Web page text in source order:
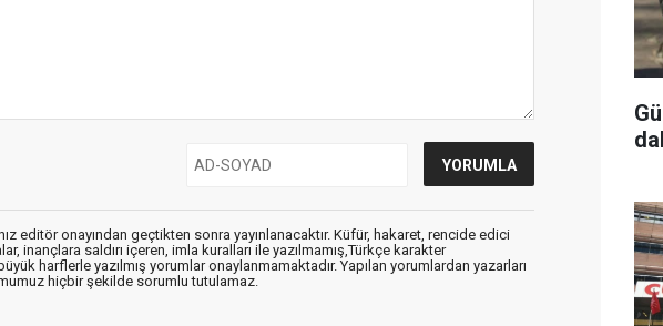
editör onayından geçtikten sonra yayınlanacaktır. Küfür, hakaret, rencide edici
inançlara saldırı içeren, imla kuralları ile yazılmamış,Türkçe karakter
harflerle yazılmış yorumlar onaylanmamaktadır. Yapılan yorumlardan yazarları
hiçbir şekilde sorumlu tutulamaz.